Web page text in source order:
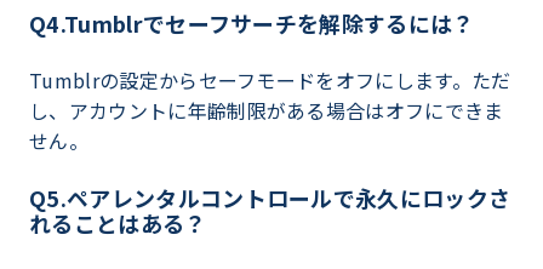
Q4.Tumblrでセーフサーチを解除するには？
Tumblrの設定からセーフモードをオフにします。ただ
し、アカウントに年齢制限がある場合はオフにできま
せん。
Q5.ペアレンタルコントロールで永久にロックさ
れることはある？